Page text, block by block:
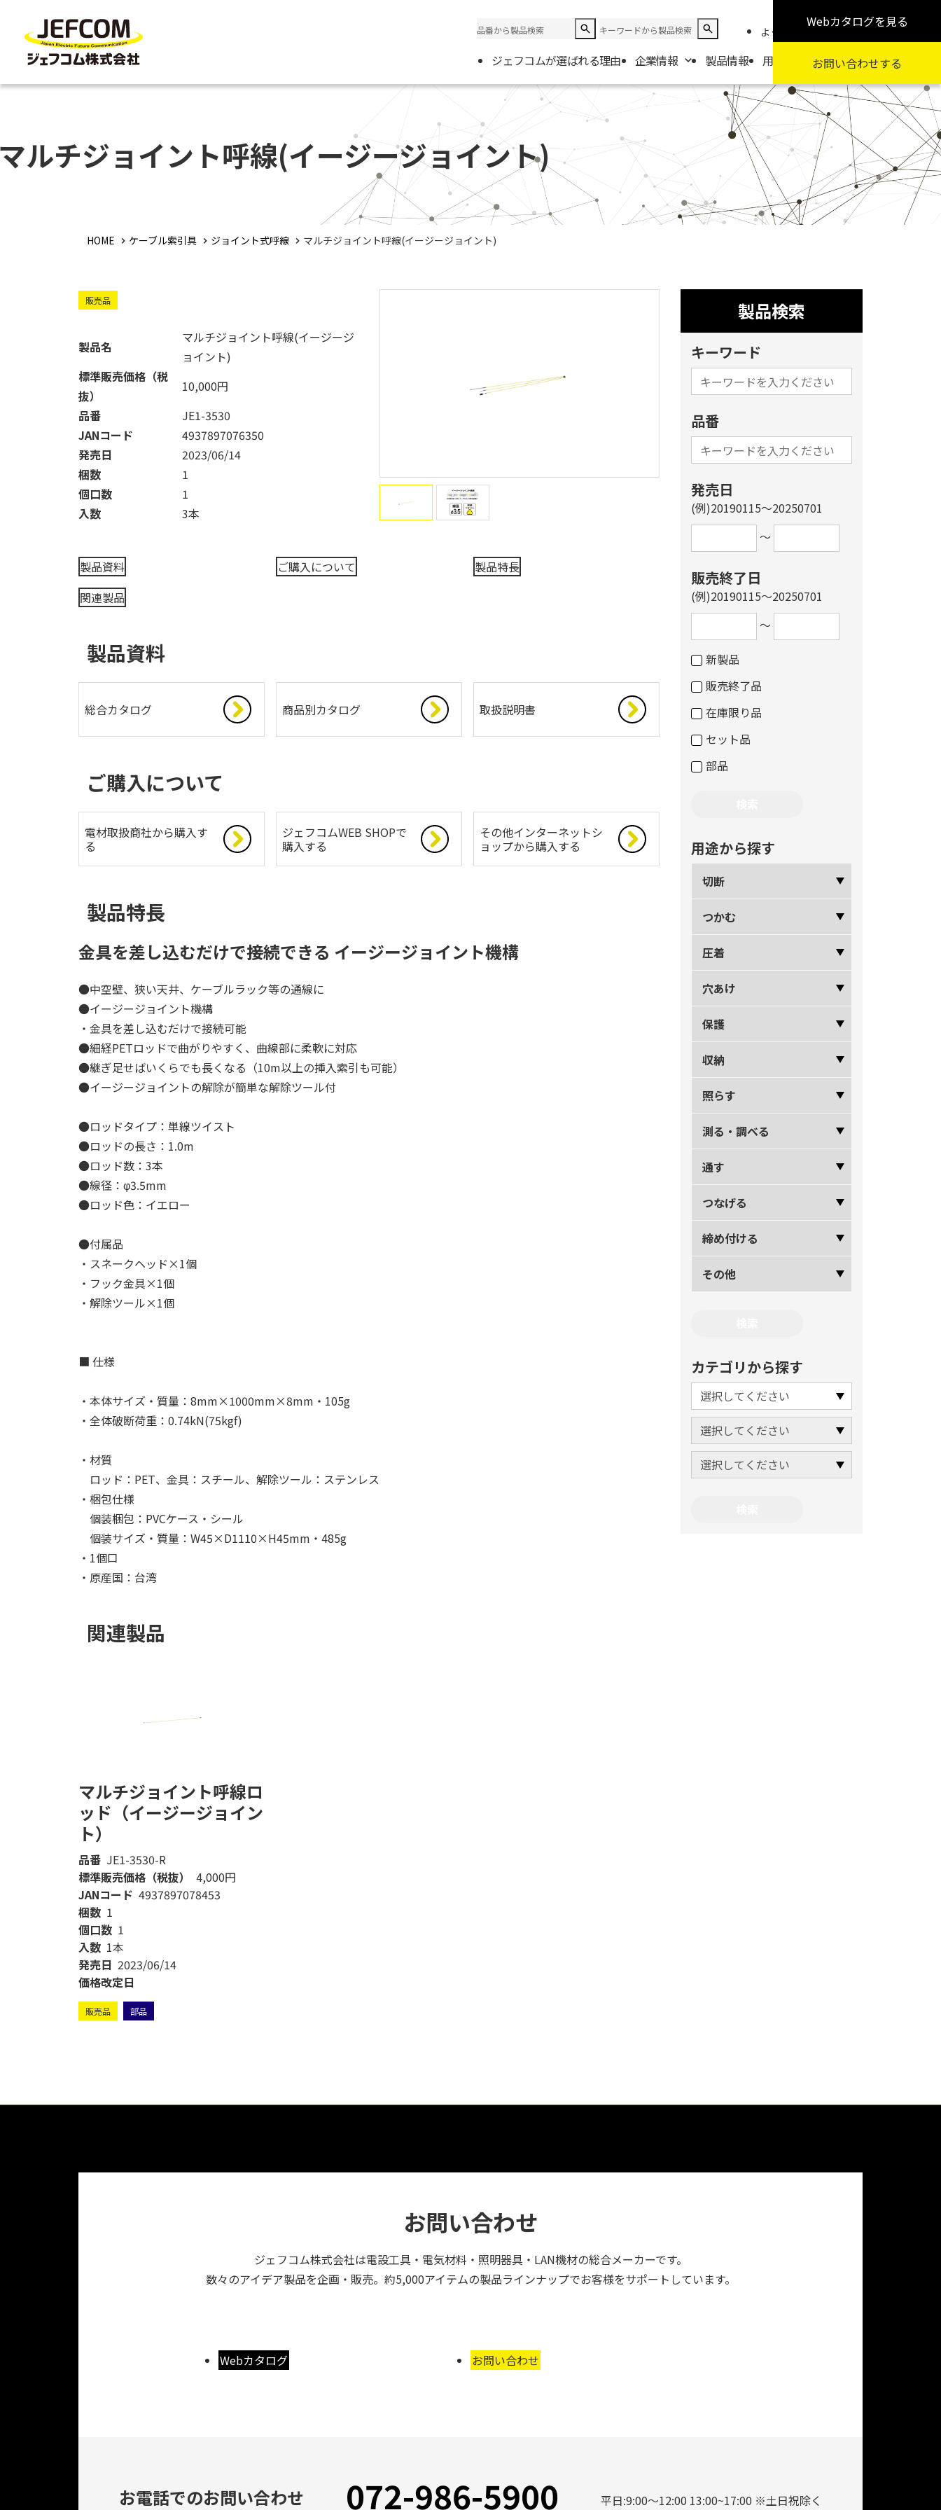
よくある質問 お知らせ 採用情報
ジェフコムが選ばれる理由 企業情報
企業情報
会社概要
電材取扱商社一覧
製品情報 用途から探す カテゴリから探す
Webカタログを見る
お問い合わせする
ルチジョイント呼線(イージージョイント)
HOME ケーブル索引具 ジョイント式呼線 マルチジョイント呼線(イージージョイント)
販売品
製品名
マルチジョイント呼線(イージージ
ョイント)
標準販売価格（税
抜）
10,000円
品番
JE1-3530
JANコード
4937897076350
発売日
2023/06/14
梱数
1
個口数
1
入数
3本
製品資料 ご購入について
製品特長
関連製品
製品資料
総合カタログ 商品別カタログ 取扱説明書
ご購入について
電材取扱商社から購入す
る
ジェフコムWEB SHOPで
購入する
その他インターネットシ
ョップから購入する
製品特長
金具を差し込むだけで接続できる イージージョイント機構
●中空壁、狭い天井、ケーブルラック等の通線に
●イージージョイント機構
・金具を差し込むだけで接続可能
●細経PETロッドで曲がりやすく、曲線部に柔軟に対応
●継ぎ足せばいくらでも長くなる（10m以上の挿入索引も可能）
●イージージョイントの解除が簡単な解除ツール付
●ロッドタイプ：単線ツイスト
●ロッドの長さ：1.0m
●ロッド数：3本
●線径：φ3.5mm
●ロッド色：イエロー
●付属品
・スネークヘッド×1個
・フック金具×1個
・解除ツール×1個
■ 仕様
・本体サイズ・質量：8mm×1000mm×8mm・105g
・全体破断荷重：0.74kN(75kgf)
・材質
ロッド：PET、金具：スチール、解除ツール：ステンレス
・梱包仕様
個装梱包：PVCケース・シール
個装サイズ・質量：W45×D1110×H45mm・485g
・1個口
・原産国：台湾
関連製品
マルチジョイント呼線ロ
ッド（イージージョイン
ト）
品番 JE1-3530-R
標準販売価格（税抜）
4,000円
JANコード 4937897078453
梱数 1
個口数 1
入数 1本
発売日 2023/06/14
価格改定日
販売品 部品
製品検索
キーワード
品番
発売日
(例)20190115～20250701
～
販売終了日
(例)20190115～20250701
～
新製品
販売終了品
在庫限り品
セット品
部品
用途から探す
切断
つかむ
圧着
穴あけ
保護
収納
照らす
測る・調べる
通す
つなげる
締め付ける
その他
カテゴリから探す
お問い合わせ
ジェフコム株式会社は電設工具・電気材料・照明器具・LAN機材の総合メーカーです。
数々のアイデア製品を企画・販売。約5,000アイテムの製品ラインナップでお客様をサポートしています。
Webカタログ お問い合わせ
お電話でのお問い合わせ 072-986-5900 平日:9:00～12:00 13:00~17:00 ※土日祝除く